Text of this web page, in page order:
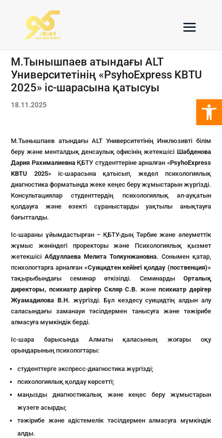
М.Тынышпаев атындағы ALT
Университетінің «PsyhoExpress KBTU
2025» іс-шарасына қатысуы
18.11.2025
М.Тынышпаев атындағы ALT Университетінің Инклюзивті білім
беру және менталдық денсаулық офисінің жетекшісі Шабденова
Дария РахималиевнаҚБТУ студенттеріне арналған «PsyhoExpress
KBTU 2025» іс-шарасына қатысып, жедел психологиялық
диагностика форматында жеке кеңес беру жұмыстарын жүргізді.
Консультациялар студенттердің психологиялық әл-ауқатын
қолдауға және өзекті сұраныстарды уақтылы анықтауға
бағытталды.
Іс-шараны ұйымдастырған – ҚБТУ-дың Тәрбие және әлеуметтік
жұмыс жөніндегі проректоры және Психологиялық қызмет
жетекшісіАбдуллаева Мелита Толкунжановна. Сонымен қатар,
психологтарға арналған «Суицидтен кейінгі қолдау (поственция)»
тақырыбындағы семинар өткізілді. Семинарды Орталық
директоры, психиатр дәрігер Скляр С.В. жәнепсихиатр дәрігер
Жуамадилова В.Н. жүргізді. Бұл кездесу суицидтің алдын алу
саласындағы заманауи тәсілдермен танысуға және тәжірибе
алмасуға мүмкіндік берді.
Іс-шара барысында Алматы қаласының жоғары оқу
орындарының психологтары:
студенттерге экспресс-диагностика жүргізді;
психологиялық қолдау көрсетті;
маңызды диагностикалық және кеңес беру жұмыстарын
жүзеге асырды;
тәжірибе және әдістемелік тәсілдермен алмасуға мүмкіндік
алды.